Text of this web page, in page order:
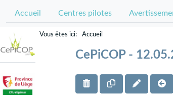
Accueil Centres pilotes
Accueil
CePiCOP -